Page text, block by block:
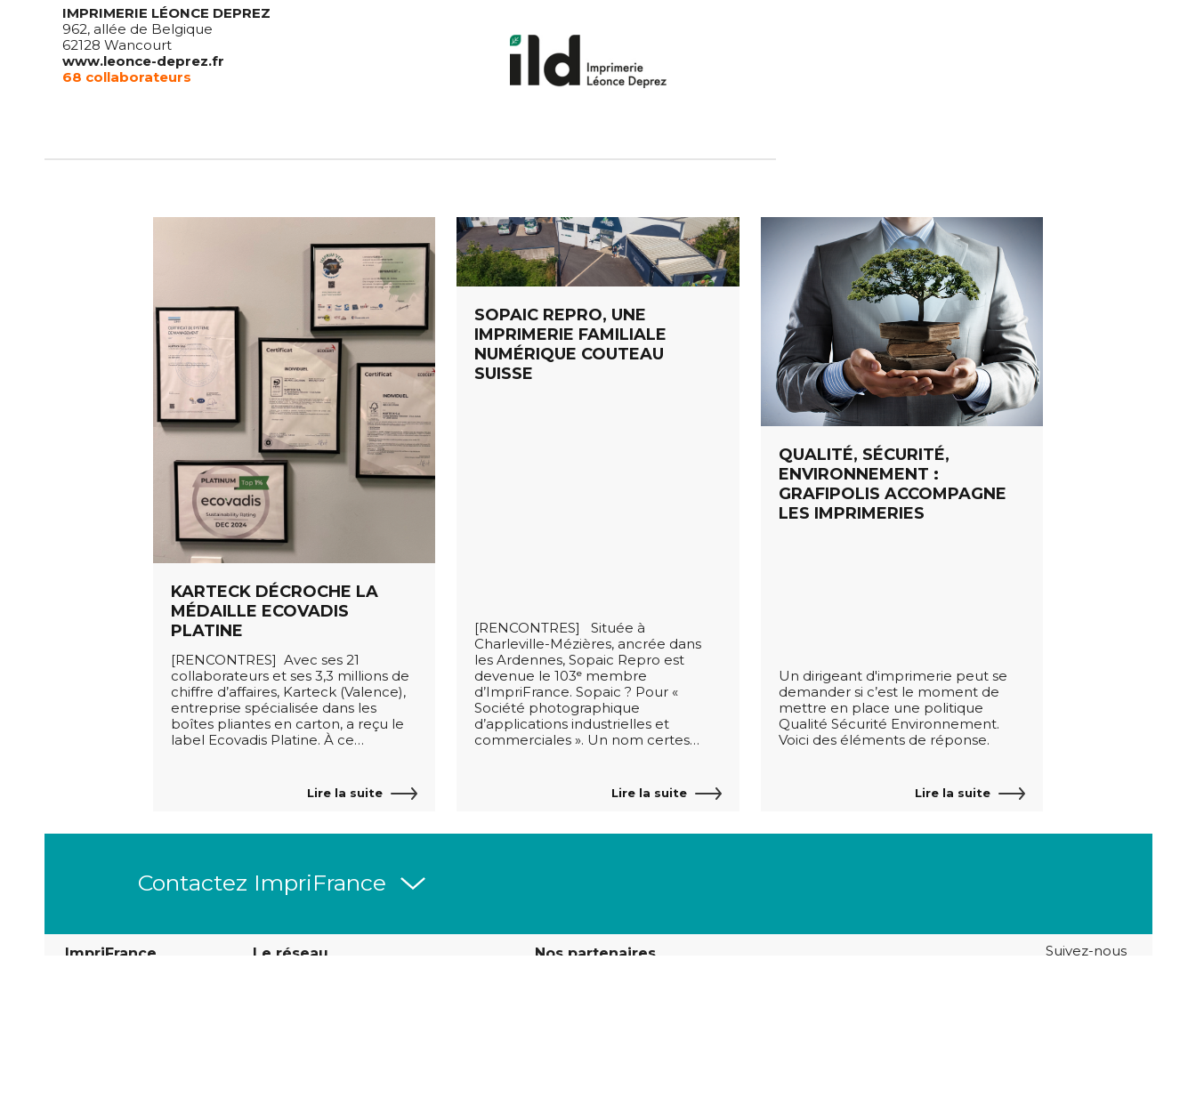
IMPRIMERIE LÉONCE DEPREZ
962, allée de Belgique
62128 Wancourt
www.leonce-deprez.fr
68 collaborateurs
KARTECK DÉCROCHE LA
MÉDAILLE ECOVADIS
PLATINE
[RENCONTRES] Avec ses 21
collaborateurs et ses 3,3 millions de
chiffre d’affaires, Karteck (Valence),
entreprise spécialisée dans les
boîtes pliantes en carton, a reçu le
label Ecovadis Platine. À ce…
Lire la suite
SOPAIC REPRO, UNE
IMPRIMERIE FAMILIALE
NUMÉRIQUE COUTEAU
SUISSE
[RENCONTRES] Située à
Charleville-Mézières, ancrée dans
les Ardennes, Sopaic Repro est
devenue le 103ᵉ membre
d’ImpriFrance. Sopaic ? Pour «
Société photographique
d’applications industrielles et
commerciales ». Un nom certes…
Lire la suite
QUALITÉ, SÉCURITÉ,
ENVIRONNEMENT :
GRAFIPOLIS ACCOMPAGNE
LES IMPRIMERIES
Un dirigeant d'imprimerie peut se
demander si c’est le moment de
mettre en place une politique
Qualité Sécurité Environnement.
Voici des éléments de réponse.
Lire la suite
Contactez ImpriFrance
ImpriFrance
Le réseau
Nos partenaires
Suivez-nous